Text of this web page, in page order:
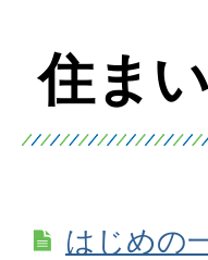
住まい
はじめの